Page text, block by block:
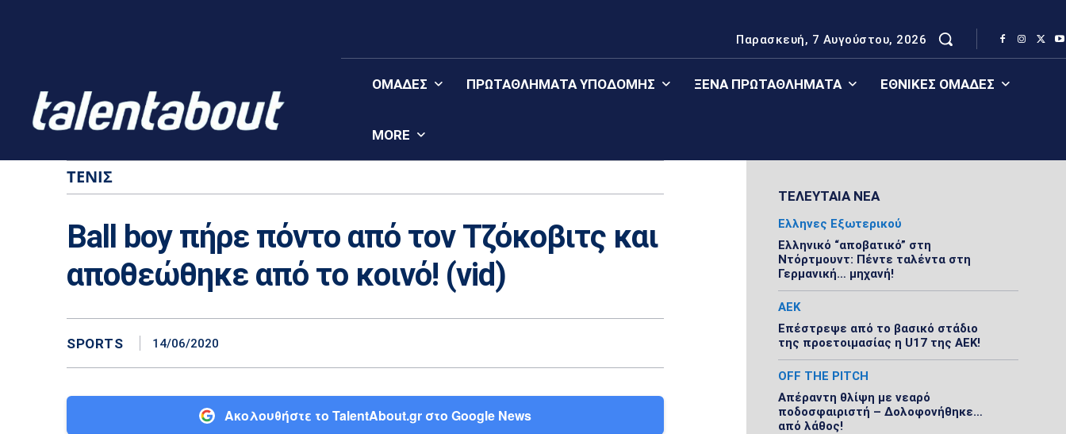
Παρασκευή, 7 Αυγούστου, 2026
ΟΜΆΔΕΣ ΠΡΩΤΑΘΛΉΜΑΤΑ YΠΟΔΟΜΉΣ ΞΈΝΑ ΠΡΩΤΑΘΛΉΜΑΤΑ ΕΘΝΙΚΈΣ ΟΜΆΔΕΣ
MORE
ΤΈΝΙΣ
Ball boy πήρε πόντο από τον Τζόκοβιτς και
αποθεώθηκε από το κοινό! (vid)
SPORTS 14/06/2020
Ακολουθήστε το TalentAbout.gr στο Google News
ΤΕΛΕΥΤΑΙΑ ΝΕΑ
Ελληνες Εξωτερικού
Ελληνικό “αποβατικό” στη
Ντόρτμουντ: Πέντε ταλέντα στη
Γερμανική… μηχανή!
ΑΕΚ
Επέστρεψε από το βασικό στάδιο
της προετοιμασίας η U17 της ΑΕΚ!
OFF THE PITCH
Απέραντη θλίψη με νεαρό
ποδοσφαιριστή – Δολοφονήθηκε…
από λάθος!